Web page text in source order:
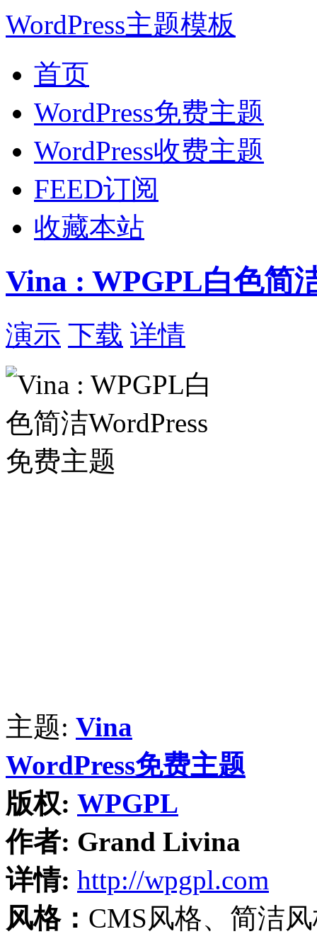
WordPress主题模板
首页
WordPress免费主题
WordPress收费主题
FEED订阅
收藏本站
Vina : WPGPL白色简
演示 下载 详情
主题: Vina
WordPress免费主题
版权: WPGPL
作者: Grand Livina
详情: http://wpgpl.com
风格： CMS风格、简洁